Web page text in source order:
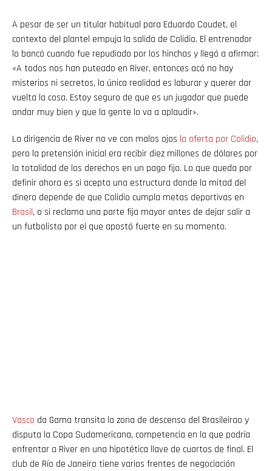
A pesar de ser un titular habitual para Eduardo Coudet, el
contexto del plantel empuja la salida de Colidio. El entrenador
lo bancó cuando fue repudiado por los hinchas y llegó a afirmar:
«A todos nos han puteado en River, entonces acá no hay
misterios ni secretos, la única realidad es laburar y querer dar
vuelta la cosa. Estoy seguro de que es un jugador que puede
andar muy bien y que la gente lo va a aplaudir».
La dirigencia de River no ve con malos ojos la oferta por Colidio,
pero la pretensión inicial era recibir diez millones de dólares por
la totalidad de los derechos en un pago fijo. Lo que queda por
definir ahora es si acepta una estructura donde la mitad del
dinero depende de que Colidio cumpla metas deportivas en
Brasil, o si reclama una parte fija mayor antes de dejar salir a
un futbolista por el que apostó fuerte en su momento.
Vasco da Gama transita la zona de descenso del Brasileirao y
disputa la Copa Sudamericana, competencia en la que podría
enfrentar a River en una hipotética llave de cuartos de final. El
club de Río de Janeiro tiene varios frentes de negociación